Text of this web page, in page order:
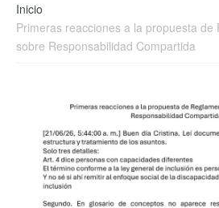
Inicio
Primeras reacciones a la propuesta de
sobre Responsabilidad Compartida